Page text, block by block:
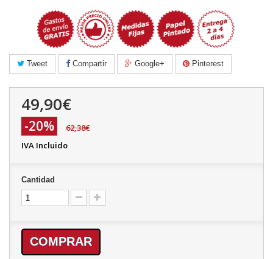
Tweet Compartir Google+ Pinterest
49,90€
-20%
62,38€
IVA Incluido
Cantidad
COMPRAR